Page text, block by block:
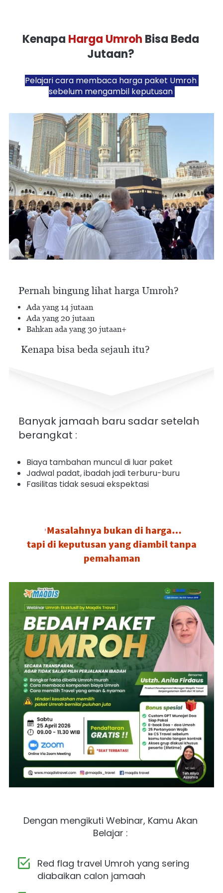
Kenapa Harga Umroh Bisa Beda
Jutaan?
Pelajari cara membaca harga paket Umroh
sebelum mengambil keputusan
Pernah bingung lihat harga Umroh?
Ada yang 14 jutaan
Ada yang 20 jutaan
Bahkan ada yang 30 jutaan+
Kenapa bisa beda sejauh itu?
Banyak jamaah baru sadar setelah
berangkat :
Biaya tambahan muncul di luar paket
Jadwal padat, ibadah jadi terburu-buru
Fasilitas tidak sesuai ekspektasi
Masalahnya bukan di harga…
tapi di keputusan yang diambil tanpa
pemahaman
Dengan mengikuti Webinar, Kamu Akan
Belajar :
Red flag travel Umroh yang sering
diabaikan calon jamaah